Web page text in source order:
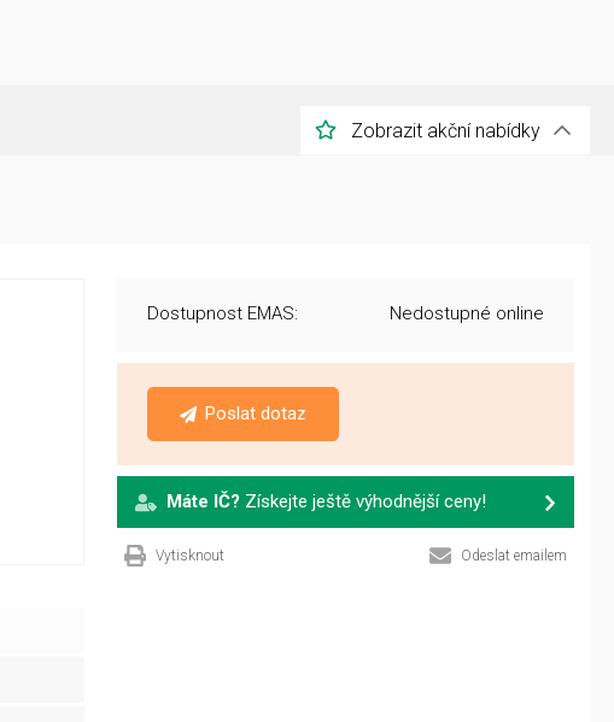
Zobrazit akční nabídky
Dostupnost EMAS: Nedostupné online
Poslat dotaz
Máte IČ? Získejte ještě výhodnější ceny!
Vytisknout Odeslat emailem